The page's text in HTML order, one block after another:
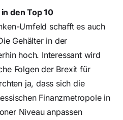
den Top 10
Umfeld schafft es auch
Gehälter in der
hoch. Interessant wird
Folgen der Brexit für
ja, dass sich die
Finanzmetropole in
Niveau anpassen